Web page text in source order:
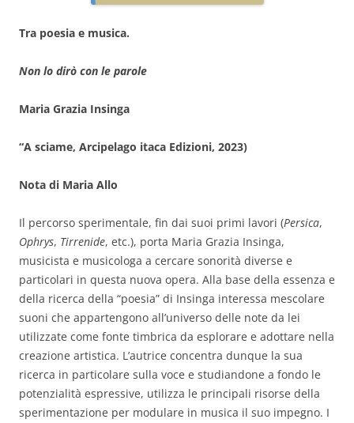
Tra poesia e musica.
Non lo dirò con le parole
Maria Grazia Insinga
“A sciame, Arcipelago itaca Edizioni, 2023)
Nota di Maria Allo
Il percorso sperimentale, fin dai suoi primi lavori (Persica,
Ophrys, Tirrenide, etc.), porta Maria Grazia Insinga,
musicista e musicologa a cercare sonorità diverse e
particolari in questa nuova opera. Alla base della essenza e
della ricerca della “poesia” di Insinga interessa mescolare
suoni che appartengono all’universo delle note da lei
utilizzate come fonte timbrica da esplorare e adottare nella
creazione artistica. L’autrice concentra dunque la sua
ricerca in particolare sulla voce e studiandone a fondo le
potenzialità espressive, utilizza le principali risorse della
sperimentazione per modulare in musica il suo impegno. I